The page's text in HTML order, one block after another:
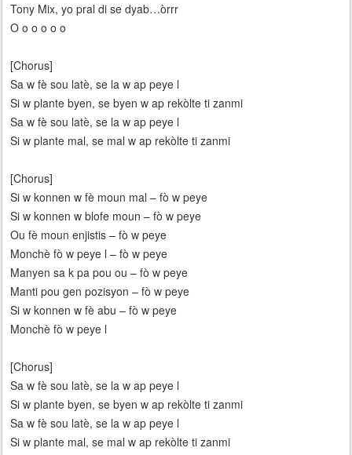
Tony Mix, yo pral di se dyab…òrrr
O o o o o o
[Chorus]
Sa w fè sou latè, se la w ap peye l
Si w plante byen, se byen w ap rekòlte ti zanmi
Sa w fè sou latè, se la w ap peye l
Si w plante mal, se mal w ap rekòlte ti zanmi
[Chorus]
Si w konnen w fè moun mal – fò w peye
Si w konnen w blofe moun – fò w peye
Ou fè moun enjistis – fò w peye
Monchè fò w peye l – fò w peye
Manyen sa k pa pou ou – fò w peye
Manti pou gen pozisyon – fò w peye
Si w konnen w fè abu – fò w peye
Monchè fò w peye l
[Chorus]
Sa w fè sou latè, se la w ap peye l
Si w plante byen, se byen w ap rekòlte ti zanmi
Sa w fè sou latè, se la w ap peye l
Si w plante mal, se mal w ap rekòlte ti zanmi